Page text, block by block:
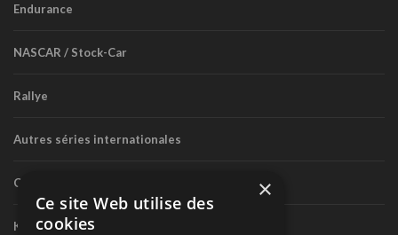
Endurance
NASCAR / Stock-Car
Rallye
Autres séries internationales
Circuit routier canadien
Karting
×
Ce site Web utilise des
cookies